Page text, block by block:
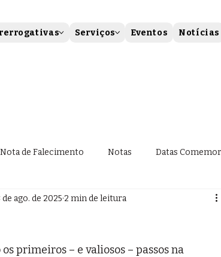
Serviços Eventos Notícias
Nota de Falecimento Notas Datas
de ago. de 2025 2 min de leitura
primeiros – e valiosos – passos na